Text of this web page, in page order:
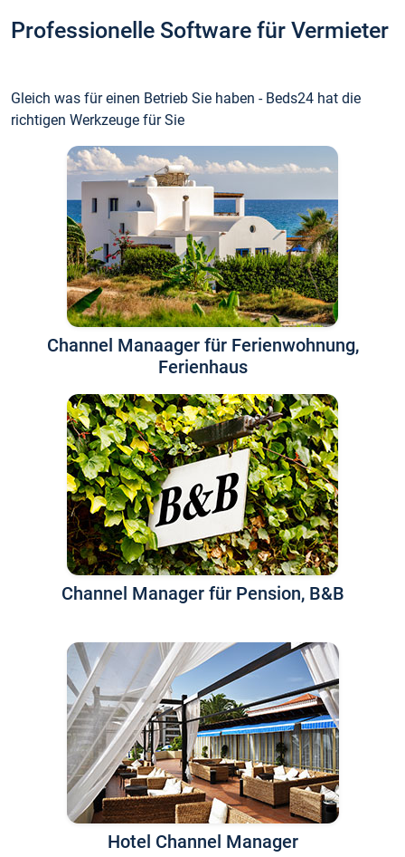
Professionelle Software für Vermieter
Gleich was für einen Betrieb Sie haben - Beds24 hat die
richtigen Werkzeuge für Sie
Channel Manaager für Ferienwohnung,
Ferienhaus
Channel Manager für Pension, B&B
Hotel Channel Manager